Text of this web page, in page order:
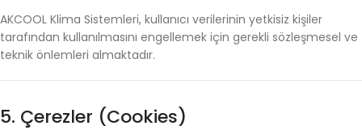
AKCOOL Klima Sistemleri, kullanıcı verilerinin yetkisiz kişiler
tarafından kullanılmasını engellemek için gerekli sözleşmesel ve
teknik önlemleri almaktadır.
5. Çerezler (Cookies)